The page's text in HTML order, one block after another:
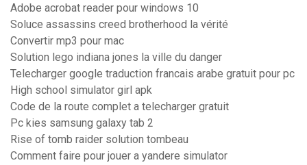
Adobe acrobat reader pour windows 10
Soluce assassins creed brotherhood la vérité
Convertir mp3 pour mac
Solution lego indiana jones la ville du danger
Telecharger google traduction francais arabe gratuit pour pc
High school simulator girl apk
Code de la route complet a telecharger gratuit
Pc kies samsung galaxy tab 2
Rise of tomb raider solution tombeau
Comment faire pour jouer a yandere simulator